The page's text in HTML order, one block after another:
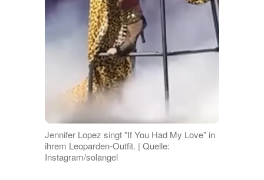
Jennifer Lopez singt "If You Had My Love" in
ihrem Leoparden-Outfit. | Quelle:
Instagram/solangel